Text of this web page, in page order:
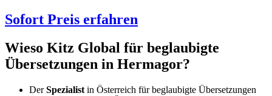
Sofort Preis erfahren
Wieso Kitz Global für beglaubigte
Übersetzungen in Hermagor?
DerSpezialist in Österreich für beglaubigte Übersetzungen